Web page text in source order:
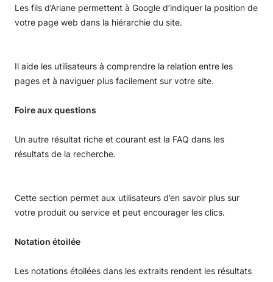
Les fils d’Ariane permettent à Google d’indiquer la position de
votre page web dans la hiérarchie du site.
Il aide les utilisateurs à comprendre la relation entre les
pages et à naviguer plus facilement sur votre site.
Foire aux questions
Un autre résultat riche et courant est la FAQ dans les
résultats de la recherche.
Cette section permet aux utilisateurs d’en savoir plus sur
votre produit ou service et peut encourager les clics.
Notation étoilée
Les notations étoilées dans les extraits rendent les résultats